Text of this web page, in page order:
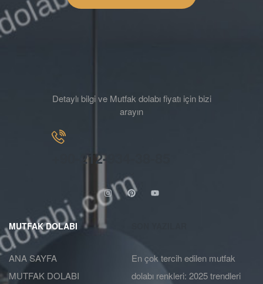
Detaylı bilgi ve Mutfak dolabı fiyatı için bizi
arayın
+90-212-934-38-85
MUTFAK DOLABI
ANA SAYFA
MUTFAK DOLABI
En çok tercih edilen mutfak
dolabı renkleri: 2025 trendleri